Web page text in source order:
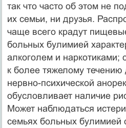
так что часто об этом не
их семьи, ни друзья.
чаще всего крадут
больных булимией
алкоголем и наркотиками;
к более тяжелому
нервно-психической
обусловливает наличие
Может наблюдаться
семьях больных булимией